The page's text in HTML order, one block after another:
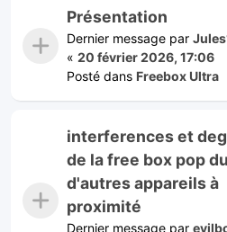
Présentation
Dernier message par
« 20 février 2026, 17:06
Posté dans Freebox Ultra
interferences et
de la free box pop
d'autres appareils à
proximité
Dernier message par